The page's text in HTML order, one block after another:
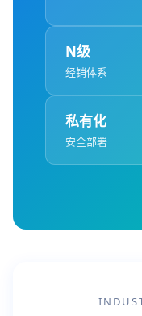
N级
经销体系
私有化
安全部署